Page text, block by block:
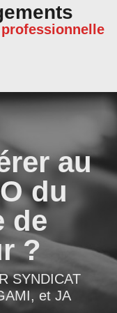
au
du
de
?
SYNDICAT
et JA